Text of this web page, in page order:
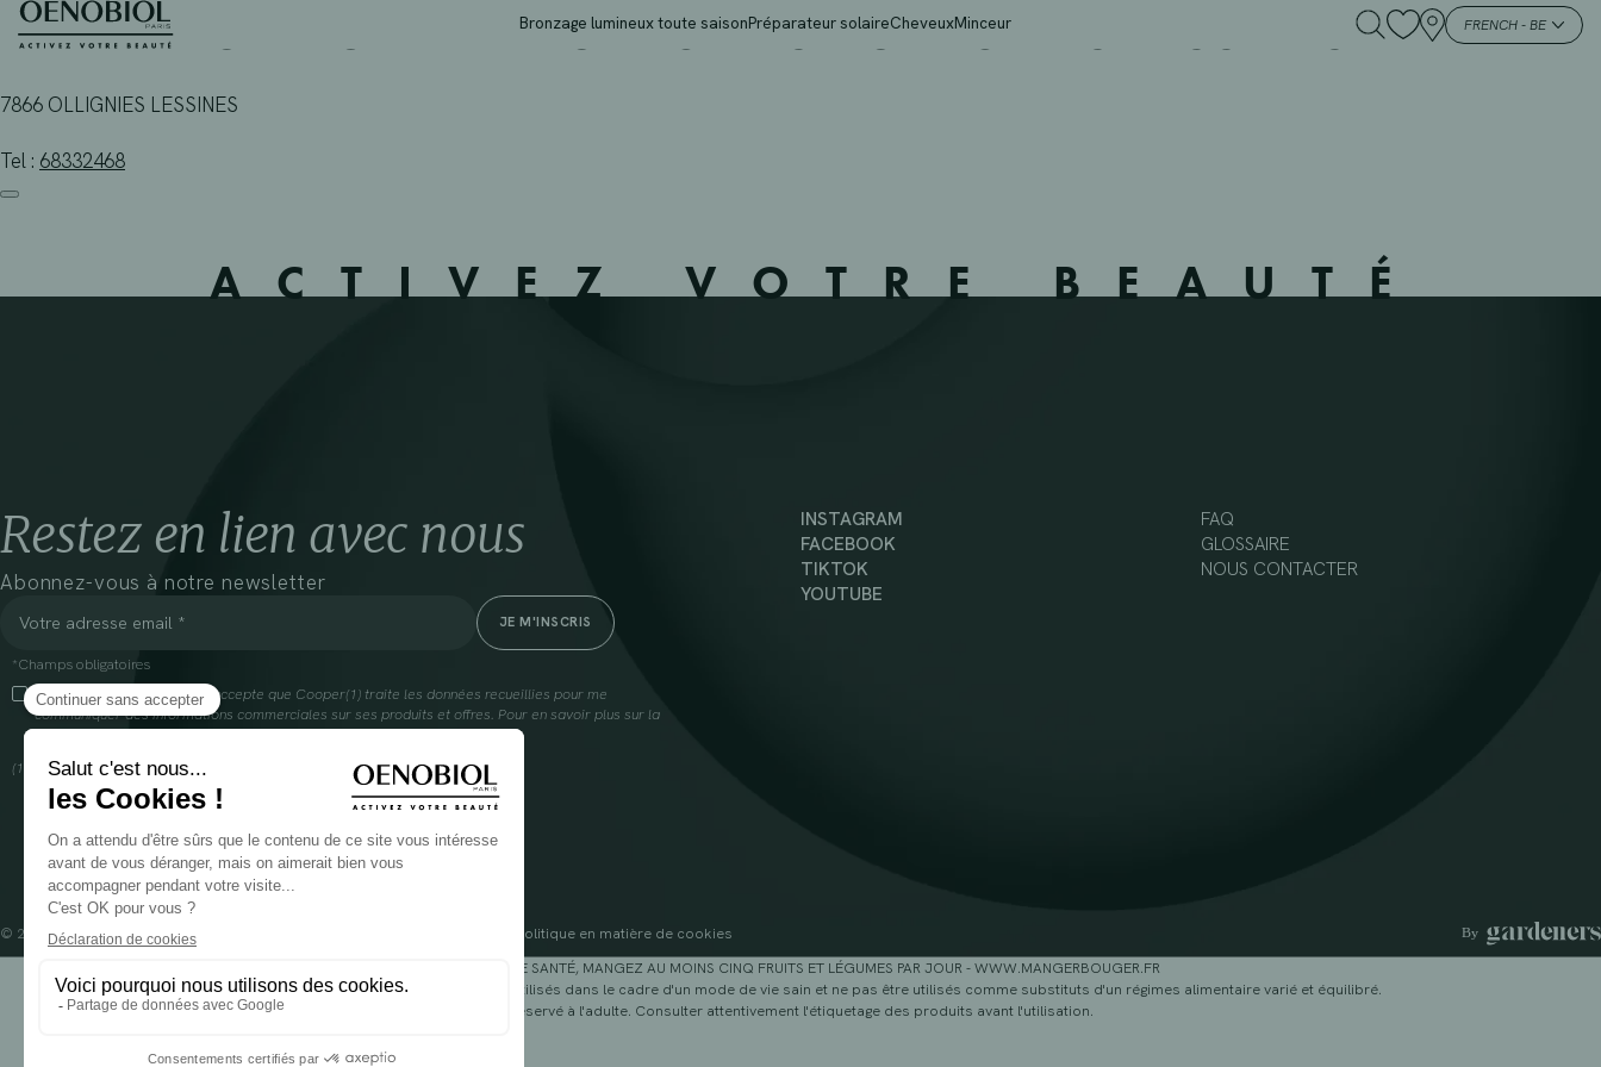
Skip
Bronzage lumineux toute saisonPréparateur solaireCheveuxMinceur FRENCH - BE
PHARMACIE AU PAVE D’OLLIGNIES – OLLIGNIES LESSINES – 553001
7866 OLLIGNIES LESSINES
Tel : 68332468
ACTIVEZ VOTRE BEAUTÉ
Restez en lien avec nous
Abonnez-vous à notre newsletter
*Champs obligatoires
En cliquant sur cette case, j’accepte que Cooper(1) traite les données recueillies pour me
communiquer des informations commerciales sur ses produits et offres. Pour en savoir plus sur la
gestion de vos données et vos droits, rendez-vousici
(1) Coopération pharmaceutique Française, RCS Melun 399 227 636
INSTAGRAM
FACEBOOK
TIKTOK
YOUTUBE
FAQ
GLOSSAIRE
NOUS CONTACTER
© 2024 OENOBIOL PARISMentions légales
Politique en matière de cookies
POUR VOTRE SANTÉ, MANGEZ AU MOINS CINQ FRUITS ET LÉGUMES PAR JOUR - WWW.MANGERBOUGER.FR
Les complément alimentaires doivent être utilisés dans le cadre d'un mode de vie sain et ne pas être utilisés comme substituts d'un régimes alimentaire varié et équilibré.
Réservé à l'adulte. Consulter attentivement l'étiquetage des produits avant l'utilisation.